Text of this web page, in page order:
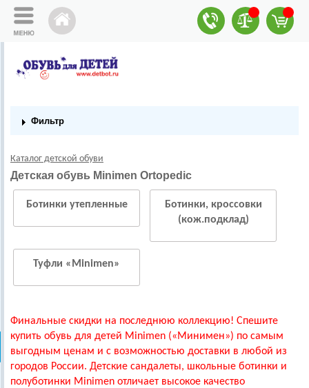
Фильтр
Каталог детской обуви
Детская обувь Minimen Ortopedic
Ботинки утепленные
Ботинки, кроссовки
(кож.подклад)
Туфли «Minimen»
Финальные скидки на последнюю коллекцию! Спешите
купить обувь для детей Minimen («Минимен») по самым
выгодным ценам и с возможностью доставки в любой из
городов России. Детские сандалеты, школьные ботинки и
полуботинки Minimen отличает высокое качество